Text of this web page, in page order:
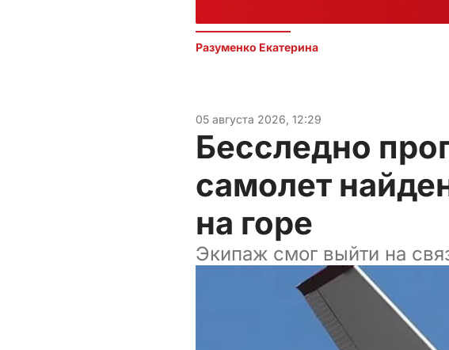
Разуменко Екатерина
05 августа 2026, 12:29
Бесследно
самолет
на горе
Экипаж смог выйти на